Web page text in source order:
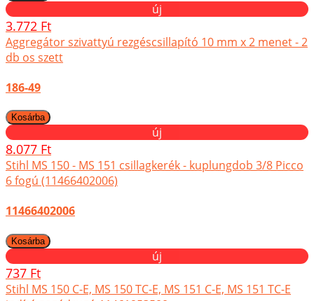
új
3.772 Ft
Aggregátor szivattyú rezgéscsillapító 10 mm x 2 menet - 2
db os szett
186-49
új
8.077 Ft
Stihl MS 150 - MS 151 csillagkerék - kuplungdob 3/8 Picco
6 fogú (11466402006)
11466402006
új
737 Ft
Stihl MS 150 C-E, MS 150 TC-E, MS 151 C-E, MS 151 TC-E